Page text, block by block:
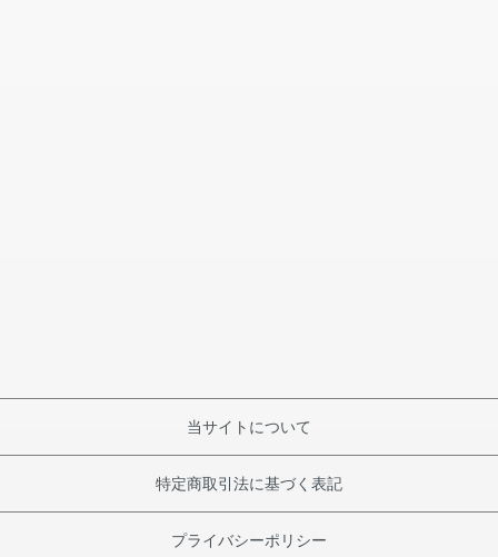
当サイトについて
特定商取引法に基づく表記
プライバシーポリシー